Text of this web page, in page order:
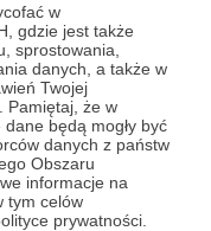
w
gdzie jest także
sprostowania,
danych, a także w
Twojej
Pamiętaj, że w
będą mogły być
danych z państw
Obszaru
informacje na
tym celów
prywatności.